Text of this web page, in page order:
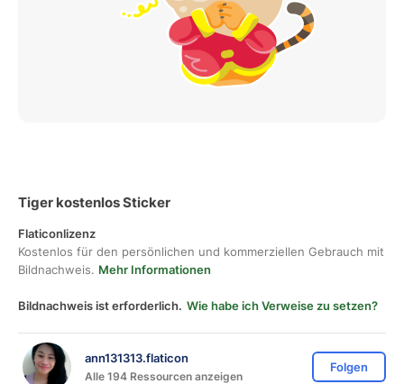
Tiger kostenlos Sticker
Flaticonlizenz
Kostenlos für den persönlichen und kommerziellen Gebrauch mit
Bildnachweis. Mehr Informationen
Bildnachweis ist erforderlich. Wie habe ich Verweise zu setzen?
ann131313.flaticon
Alle 194 Ressourcen anzeigen
Folgen